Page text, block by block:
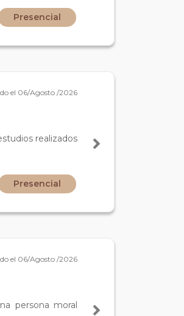
Presencial
el 06/Agosto /2026
realizados
Presencial
el 06/Agosto /2026
persona moral